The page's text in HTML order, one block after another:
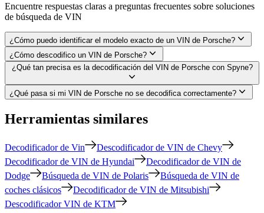
Encuentre respuestas claras a preguntas frecuentes sobre soluciones
de búsqueda de VIN
¿Cómo puedo identificar el modelo exacto de un VIN de Porsche?
¿Cómo descodifico un VIN de Porsche?
¿Qué tan precisa es la decodificación del VIN de Porsche con Spyne?
¿Qué pasa si mi VIN de Porsche no se decodifica correctamente?
Herramientas similares
Decodificador de Vin
Descodificador de VIN de Chevy
Decodificador de VIN de Hyundai
Decodificador de VIN de
Dodge
Búsqueda de VIN de Polaris
Búsqueda de VIN de
coches clásicos
Decodificador de VIN de Mitsubishi
Descodificador VIN de KTM